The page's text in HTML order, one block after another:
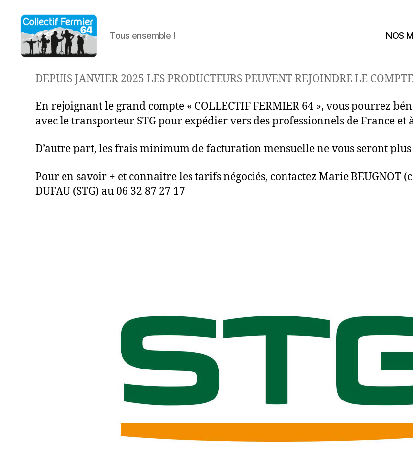
Fermier
Tous ensemble ! NOS
DEPUIS JANVIER 2025 LES PRODUCTEURS PEUVENT REJOINDRE LE
En rejoignant le grand compte « COLLECTIF FERMIER 64 », vous pourrez
avec le transporteur STG pour expédier vers des professionnels de France et
D’autre part, les frais minimum de facturation mensuelle ne vous seront
Pour en savoir + et connaitre les tarifs négociés, contactez Marie BEUGNOT
DUFAU (STG) au 06 32 87 27 17